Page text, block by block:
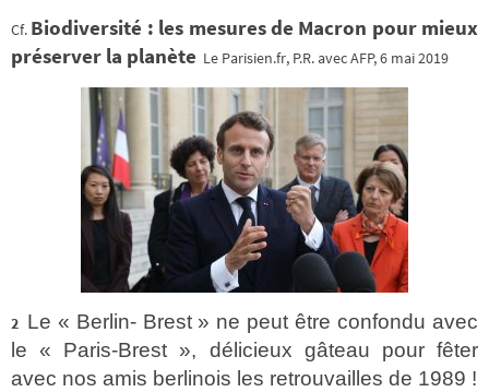
Cf. Biodiversité : les mesures de Macron pour mieux
préserver la planète Le Parisien.fr, P.R. avec AFP, 6 mai 2019
2 Le « Berlin- Brest » ne peut être confondu avec
le « Paris-Brest », délicieux gâteau pour fêter
avec nos amis berlinois les retrouvailles de 1989 !